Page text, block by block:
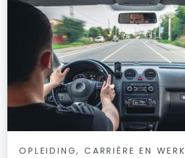
OPLEIDING, CARRIÈRE EN WERK